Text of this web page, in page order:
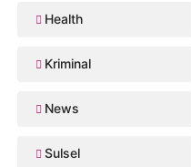
Health
Kriminal
News
Sulsel